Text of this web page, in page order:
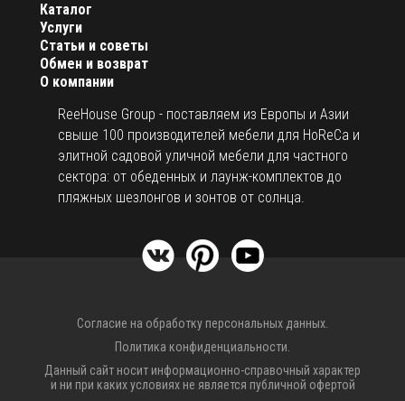
О компании
ReeHouse Group - поставляем из Европы и Азии
свыше 100 производителей мебели для HoReCa и
элитной садовой уличной мебели для частного
сектора: от обеденных и лаунж-комплектов до
пляжных шезлонгов и зонтов от солнца.
Каталог
Услуги
Статьи и советы
Обмен и возврат
Согласие на обработку персональных данных.
Политика конфиденциальности.
Данный сайт носит информационно-справочный характер
и ни при каких условиях не является публичной офертой